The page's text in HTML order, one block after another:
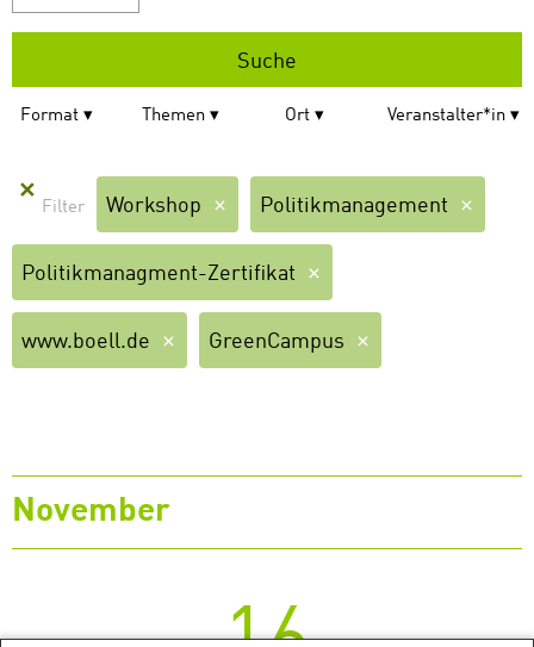
Format Themen Ort Veranstalter*in
✕
Workshop Politikmanagement
Politikmanagment-Zertifikat
www.boell.de GreenCampus
November